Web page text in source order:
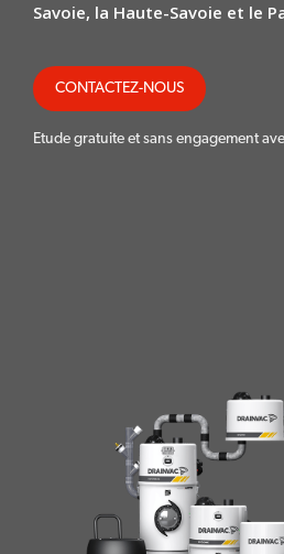
Savoie, la Haute-Savoie et le
CONTACTEZ-NOUS
Etude gratuite et sans engagement